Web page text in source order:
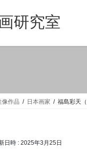
研究室
像作品 日本画家 福島彩天
日時 : 2025年3月25日